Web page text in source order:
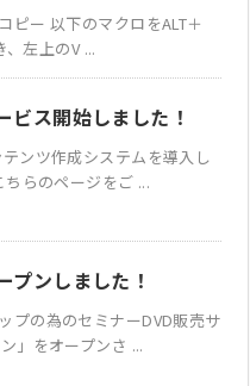
ピー 以下のマクロをALT＋
、左上のV ...
ビス開始しました！
ンツ作成システムを導入し
らのページをご ...
プンしました！
プの為のセミナーDVD販売サ
」をオープンさ ...